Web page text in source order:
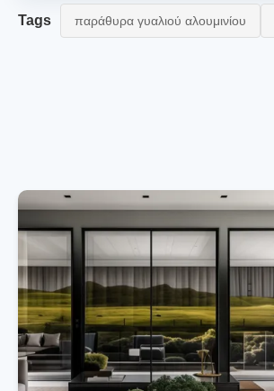
Tags παράθυρα γυαλιού αλουμινίου